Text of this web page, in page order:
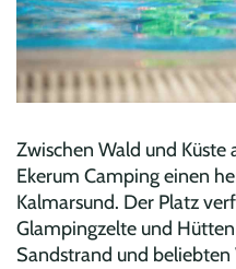
Zwischen Wald und
Ekerum Camping einen
Kalmarsund. Der Platz
Glampingzelte und
Sandstrand und